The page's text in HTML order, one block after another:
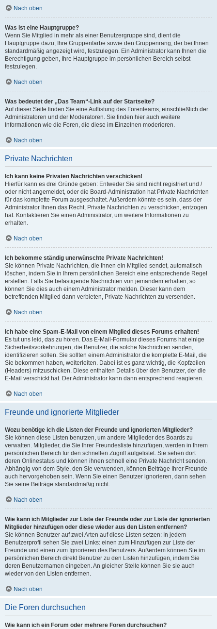
Nach oben
Was ist eine Hauptgruppe?
Wenn Sie Mitglied in mehr als einer Benutzergruppe sind, dient die
Hauptgruppe dazu, Ihre Gruppenfarbe sowie den Gruppenrang, der bei Ihnen
standardmäßig angezeigt wird, festzulegen. Ein Administrator kann Ihnen die
Berechtigung geben, Ihre Hauptgruppe im persönlichen Bereich selbst
festzulegen.
Nach oben
Was bedeutet der „Das Team“-Link auf der Startseite?
Auf dieser Seite finden Sie eine Auflistung des Forenteams, einschließlich der
Administratoren und der Moderatoren. Sie finden hier auch weitere
Informationen wie die Foren, die diese im Einzelnen moderieren.
Nach oben
Private Nachrichten
Ich kann keine Privaten Nachrichten verschicken!
Hierfür kann es drei Gründe geben: Entweder Sie sind nicht registriert und /
oder nicht angemeldet, oder die Board-Administration hat Private Nachrichten
für das komplette Forum ausgeschaltet. Außerdem könnte es sein, dass der
Administrator Ihnen das Recht, Private Nachrichten zu verschicken, entzogen
hat. Kontaktieren Sie einen Administrator, um weitere Informationen zu
erhalten.
Nach oben
Ich bekomme ständig unerwünschte Private Nachrichten!
Sie können Private Nachrichten, die Ihnen ein Mitglied sendet, automatisch
löschen, indem Sie in Ihrem persönlichen Bereich eine entsprechende Regel
erstellen. Falls Sie belästigende Nachrichten von jemandem erhalten, so
können Sie dies auch einem Administrator melden. Dieser kann dem
betreffenden Mitglied dann verbieten, Private Nachrichten zu versenden.
Nach oben
Ich habe eine Spam-E-Mail von einem Mitglied dieses Forums erhalten!
Es tut uns leid, das zu hören. Das E-Mail-Formular dieses Forums hat einige
Sicherheitsvorkehrungen, die Benutzer, die solche Nachrichten senden,
identifizieren sollen. Sie sollten einem Administrator die komplette E-Mail, die
Sie bekommen haben, weiterleiten. Dabei ist es ganz wichtig, die Kopfzeilen
(Headers) mitzuschicken. Diese enthalten Details über den Benutzer, der die
E-Mail verschickt hat. Der Administrator kann dann entsprechend reagieren.
Nach oben
Freunde und ignorierte Mitglieder
Wozu benötige ich die Listen der Freunde und ignorierten Mitglieder?
Sie können diese Listen benutzen, um andere Mitglieder des Boards zu
verwalten. Mitglieder, die Sie Ihrer Freundesliste hinzufügen, werden in Ihrem
persönlichen Bereich für den schnellen Zugriff aufgelistet. Sie sehen dort
deren Onlinestatus und können ihnen schnell eine Private Nachricht senden.
Abhängig von dem Style, den Sie verwenden, können Beiträge Ihrer Freunde
auch hervorgehoben sein. Wenn Sie einen Benutzer ignorieren, dann sehen
Sie seine Beiträge standardmäßig nicht.
Nach oben
Wie kann ich Mitglieder zur Liste der Freunde oder zur Liste der ignorierten
Mitglieder hinzufügen oder diese wieder aus den Listen entfernen?
Sie können Benutzer auf zwei Arten auf diese Listen setzen: In jedem
Benutzerprofil sehen Sie zwei Links: einen zum Hinzufügen zur Liste der
Freunde und einen zum Ignorieren des Benutzers. Außerdem können Sie im
persönlichen Bereich direkt Benutzer zu den Listen hinzufügen, indem Sie
deren Benutzernamen eingeben. An gleicher Stelle können Sie sie auch
wieder von den Listen entfernen.
Nach oben
Die Foren durchsuchen
Wie kann ich ein Forum oder mehrere Foren durchsuchen?